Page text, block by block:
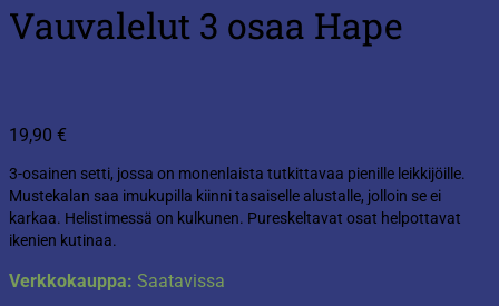
Vauvalelut 3 osaa Hape
19,90 €
3-osainen setti, jossa on monenlaista tutkittavaa pienille leikkijöille.
Mustekalan saa imukupilla kiinni tasaiselle alustalle, jolloin se ei
karkaa. Helistimessä on kulkunen. Pureskeltavat osat helpottavat
ikenien kutinaa.
Verkkokauppa: Saatavissa